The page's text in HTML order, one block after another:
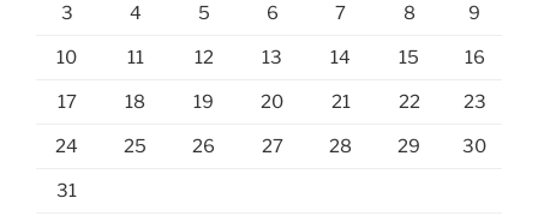
3 4 5 6 7 8 9
10 11 12 13 14 15 16
17 18 19 20 21 22 23
24 25 26 27 28 29 30
31